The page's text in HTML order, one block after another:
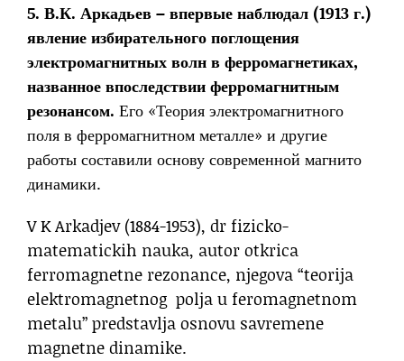
5. В.К. Аркадьев – впервые наблюдал (1913 г.)
явление избирательного поглощения
электромагнитных волн в ферромагнетиках,
названное впоследствии ферромагнитным
резонансом. Его «Теория электромагнитного
поля в ферромагнитном металле» и другие
работы составили основу современной магнито
динамики.
V K Arkadjev (1884-1953), dr fizicko-
matematickih nauka, autor otkrica
ferromagnetne rezonance, njegova “teorija
elektromagnetnog polja u feromagnetnom
metalu” predstavlja osnovu savremene
magnetne dinamike.